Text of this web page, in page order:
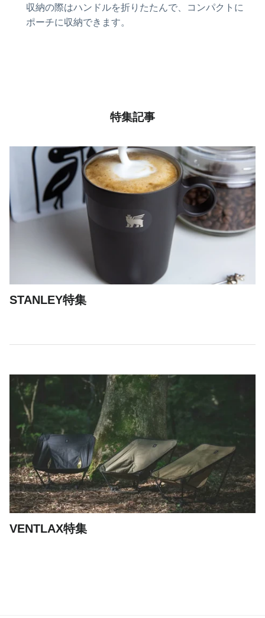
収納の際はハンドルを折りたたんで、コンパクトに
ポーチに収納できます。
特集記事
STANLEY特集
VENTLAX特集